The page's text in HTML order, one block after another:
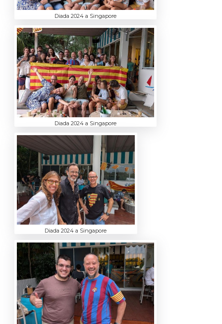
Diada 2024 a Singapore
Diada 2024 a Singapore
Diada 2024 a Singapore